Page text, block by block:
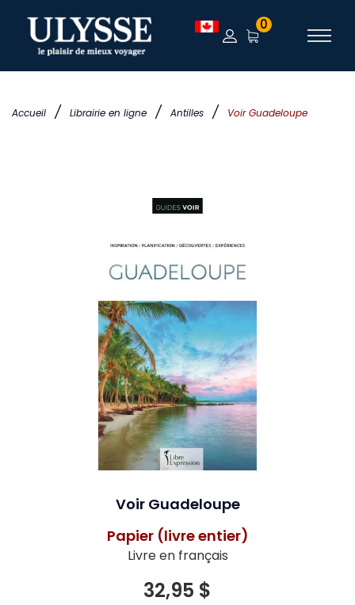
Accueil / Librairie en ligne / Antilles / Voir Guadeloupe
0
Voir Guadeloupe
Papier (livre entier)
Livre en français
32,95 $